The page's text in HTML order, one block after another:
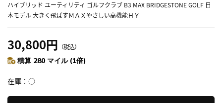
ハイブリッド ユーティリティ ゴルフクラブ B3 MAX BRIDGESTONE GOLF 日
本モデル 大きく飛ばすＭＡＸやさしい高機能ＨＹ
30,800円 （税込）
積算 280 マイル (1倍)
在庫 ○